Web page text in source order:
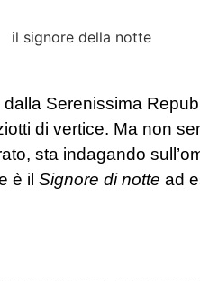
Serenissima
di vertice. Ma non
sta indagando
è il Signore di notte ad